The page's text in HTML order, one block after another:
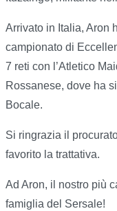
Arrivato in Italia, Aron
campionato di
7 reti con l’Atletico
Rossanese, dove ha
Bocale.
Si ringrazia il
favorito la trattativa.
Ad Aron, il nostro più
famiglia del Sersale!